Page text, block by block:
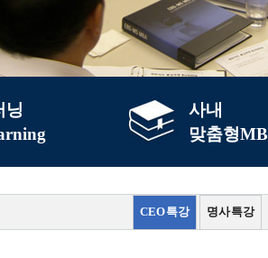
닝
사내
맞춤형
CEO 특강 명사 특강